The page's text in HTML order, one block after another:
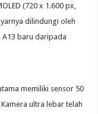
(720 x 1.600 px,
dilindungi oleh
A13 baru daripada
memiliki sensor 50
ultra lebar telah